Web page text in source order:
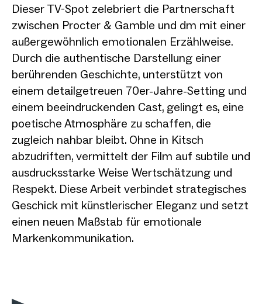
Dieser TV-Spot zelebriert die Partnerschaft
zwischen Procter & Gamble und dm mit einer
außergewöhnlich emotionalen Erzählweise.
Durch die authentische Darstellung einer
berührenden Geschichte, unterstützt von
einem detailgetreuen 70er-Jahre-Setting und
einem beeindruckenden Cast, gelingt es, eine
poetische Atmosphäre zu schaffen, die
zugleich nahbar bleibt. Ohne in Kitsch
abzudriften, vermittelt der Film auf subtile und
ausdrucksstarke Weise Wertschätzung und
Respekt. Diese Arbeit verbindet strategisches
Geschick mit künstlerischer Eleganz und setzt
einen neuen Maßstab für emotionale
Markenkommunikation.